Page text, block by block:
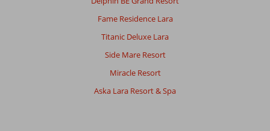
Fame Residence Lara
Titanic Deluxe Lara
Side Mare Resort
Miracle Resort
Aska Lara Resort & Spa